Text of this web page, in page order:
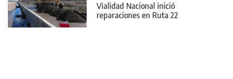
Vialidad Nacional inició
reparaciones en Ruta 22